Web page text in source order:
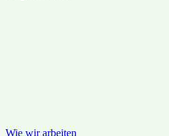
Wie wir arbeiten